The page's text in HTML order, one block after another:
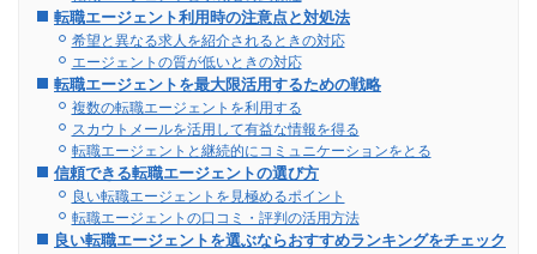
転職エージェント利用時の注意点と対処法
希望と異なる求人を紹介されるときの対応
エージェントの質が低いときの対応
転職エージェントを最大限活用するための戦略
複数の転職エージェントを利用する
スカウトメールを活用して有益な情報を得る
転職エージェントと継続的にコミュニケーションをとる
信頼できる転職エージェントの選び方
良い転職エージェントを見極めるポイント
転職エージェントの口コミ・評判の活用方法
良い転職エージェントを選ぶならおすすめランキングをチェック